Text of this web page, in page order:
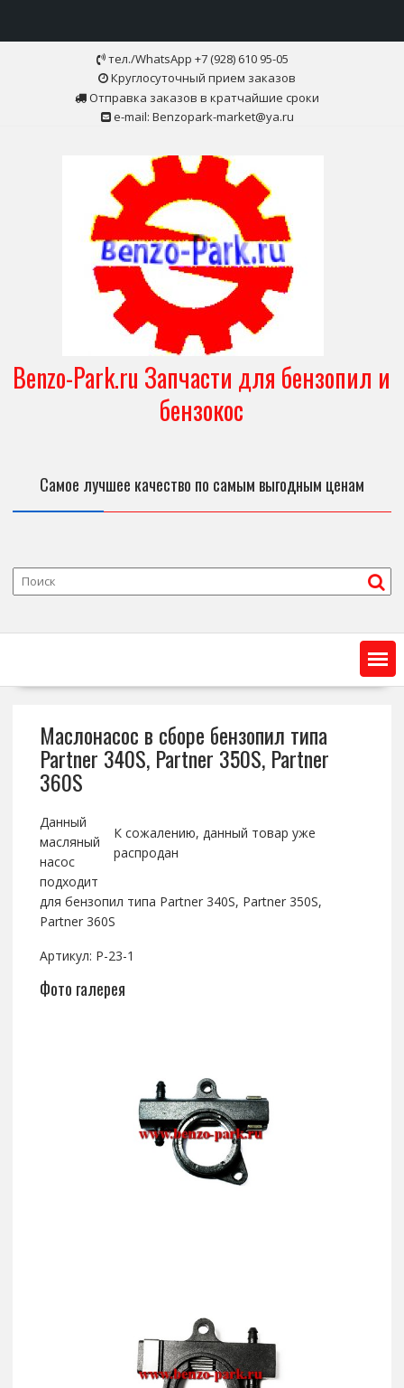
тел./WhatsApp +7 (928) 610 95-05
Круглосуточный прием заказов
Отправка заказов в кратчайшие сроки
e-mail: Benzopark-market@ya.ru
Benzo-Park.ru Запчасти для бензопил и
бензокос
Самое лучшее качество по самым выгодным ценам
Маслонасос в сборе бензопил типа
Partner 340S, Partner 350S, Partner
360S
К сожалению, данный товар уже
распродан
Данный
масляный
насос
подходит
для бензопил типа Partner 340S, Partner 350S,
Partner 360S
Артикул: P-23-1
Фото галерея